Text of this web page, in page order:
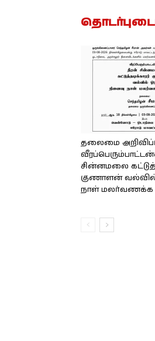
தலைமை
சின்னமலை
குணாளன் வல்வில்
நாள் மலர்வணக்க